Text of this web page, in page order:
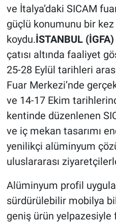
ve İtalya’daki SICAM
güçlü konumunu bir
koydu.İSTANBUL
çatısı altında faaliyet
25-28 Eylül tarihleri
Fuar Merkezi’nde
ve 14-17 Ekim
kentinde düzenlenen
ve iç mekan tasarımı
yenilikçi alüminyum
uluslararası
Alüminyum profil
sürdürülebilir mobilya
geniş ürün yelpazesiyle